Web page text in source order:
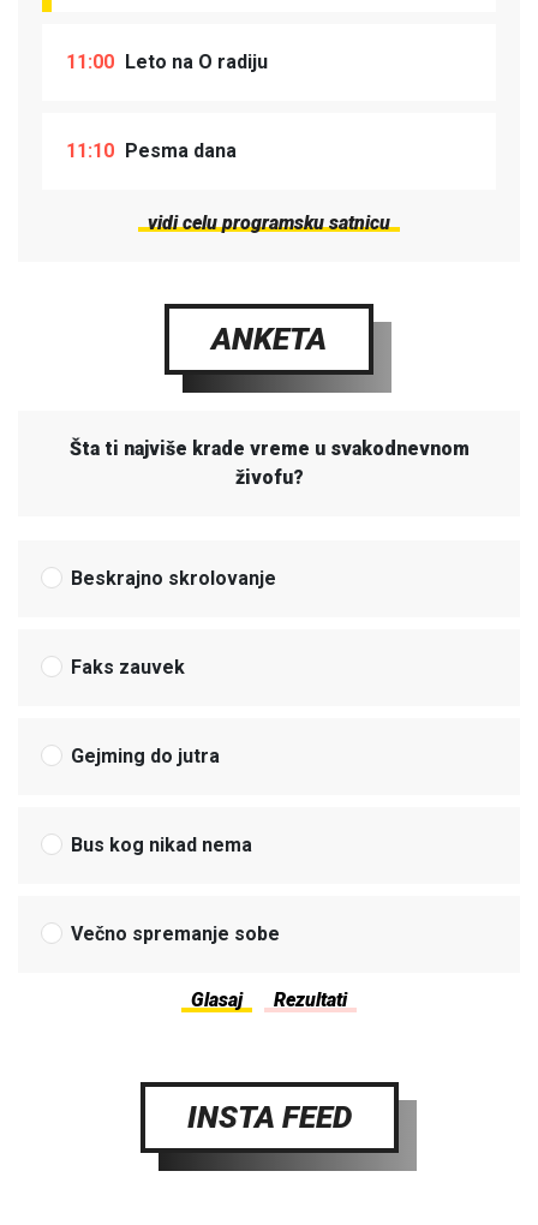
11:00 Leto na O radiju
11:10 Pesma dana
vidi celu programsku satnicu
ANKETA
Šta ti najviše krade vreme u svakodnevnom
živofu?
Beskrajno skrolovanje
Faks zauvek
Gejming do jutra
Bus kog nikad nema
Večno spremanje sobe
INSTA FEED